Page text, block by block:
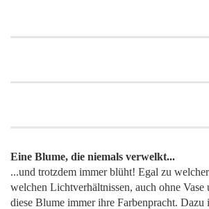
Eine Blume, die niemals verwelkt...
...und trotzdem immer blüht! Egal zu
welchen Lichtverhältnissen, auch ohne Vase
diese Blume immer ihre Farbenpracht. Dazu